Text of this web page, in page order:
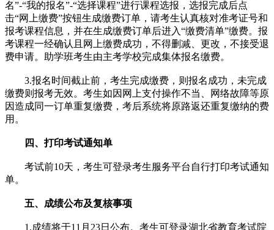
名”-“我的报名”-“选择课程”进行课程选报，选报完成后点
击“网上缴费”按钮生成缴费订单，请考生认真核对准考证号和
报考课程信息，并在生成缴费订单后进入“缴费清单”缴费。报
考课程一经确认且网上缴费成功，不得删减、更改，不接受退
费申请。助学班考生由主考学校完成集体报名缴费。
3.报名时间截止前，考生完成缴费，则报名成功，未完成
缴费则报考无效。考生如因网上支付操作不当、网络故障等原
因造成同一订单重复缴费，考后系统将原路返还重复缴纳的费
用。
四、打印考试通知单
考试前10天，考生可登录考生服务平台自行打印考试通知
单。
五、成绩公布及复核事项
1.成绩将于11月23日公布。考生可登录湖北省教育考试院